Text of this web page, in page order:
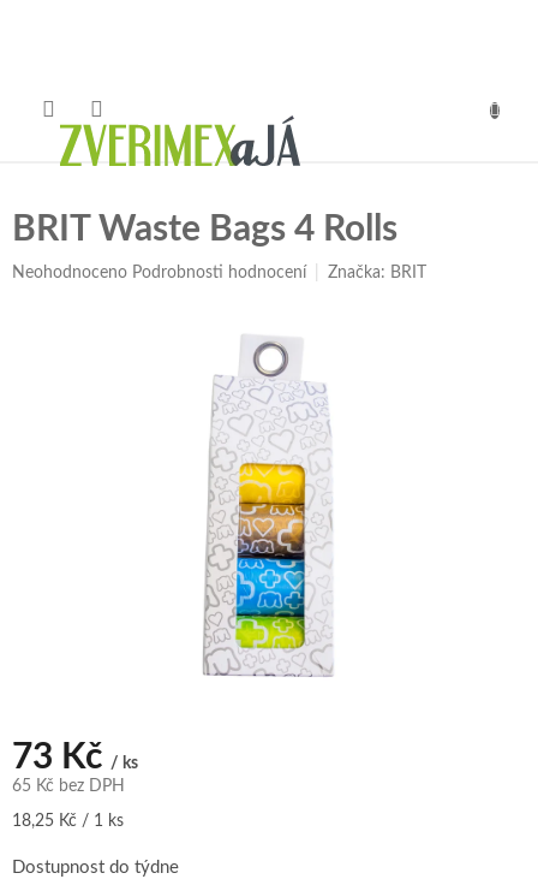
BRIT Waste Bags 4 Rolls
Průměrné
Neohodnoceno Podrobnosti hodnocení Značka: BRIT
73 Kč / ks
65 Kč bez DPH
Měrná
18,25 Kč / 1 ks
Dostupnost do týdne